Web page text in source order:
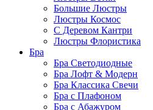
Большие Люстры
Люстры Космос
С Деревом Кантри
Люстры Флористика
Бра
Бра Светодиодные
Бра Лофт & Модерн
Бра Классика Свечи
Бра с Плафоном
Бра с Абажуром